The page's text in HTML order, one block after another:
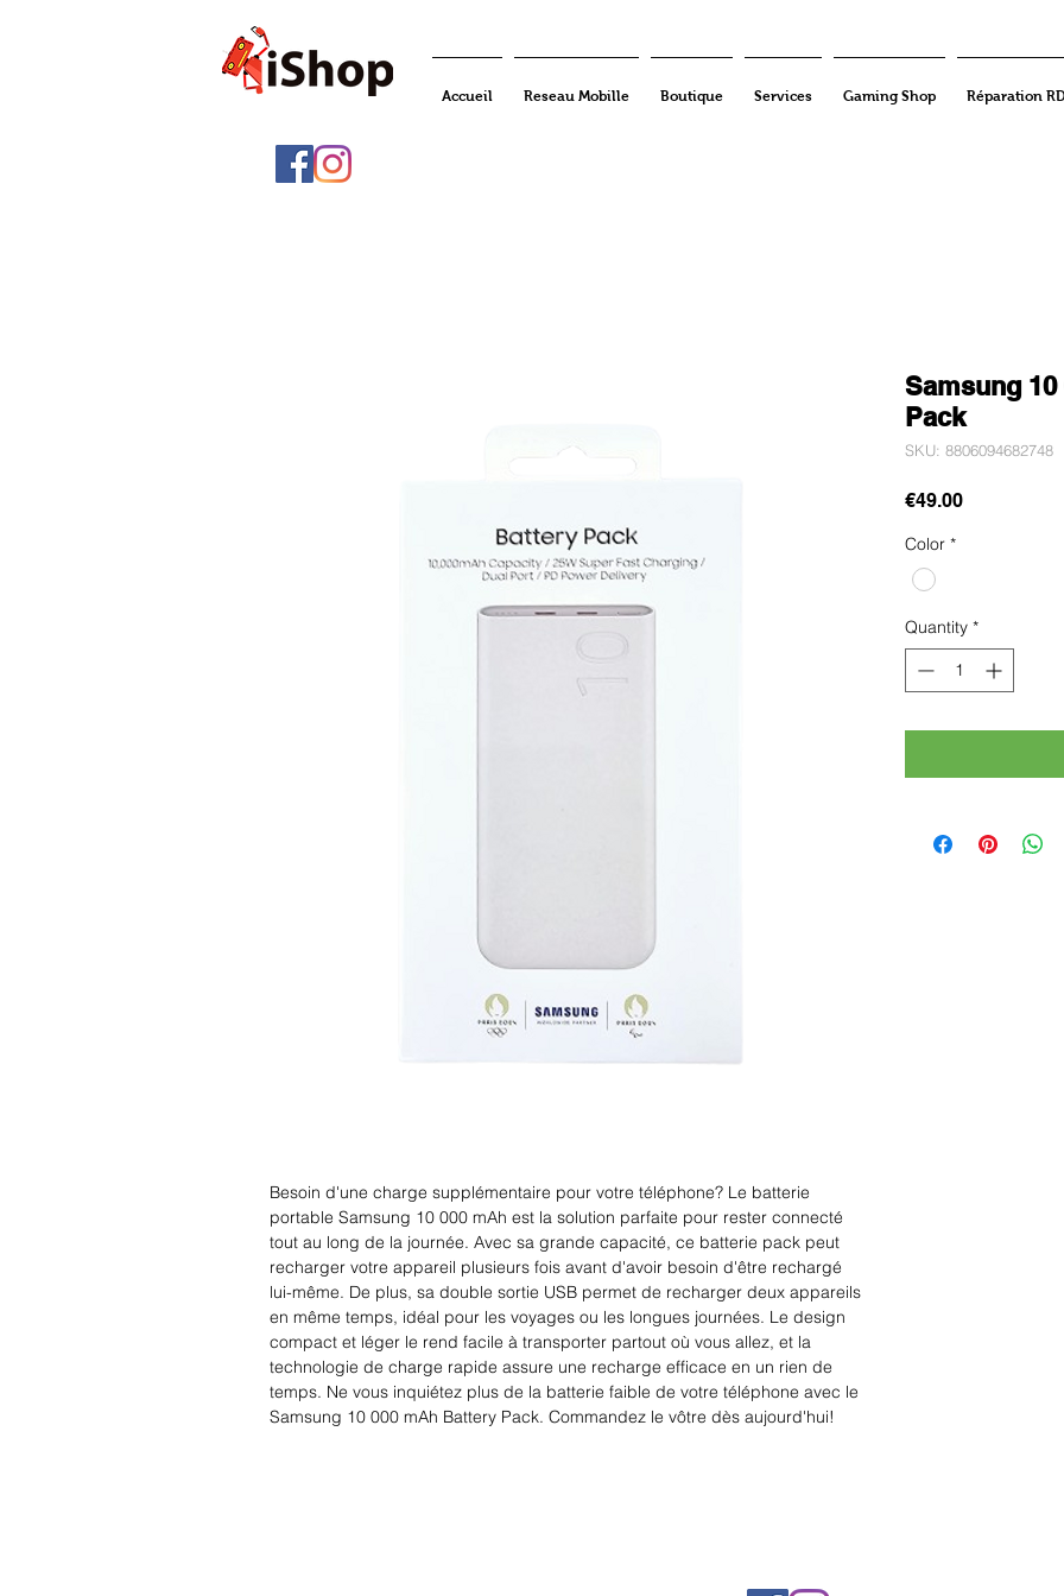
Accueil Reseau Mobille Boutique Services Gaming Shop Réparation
Besoin d'une charge supplémentaire pour votre téléphone? Le batterie
portable Samsung 10 000 mAh est la solution parfaite pour rester connecté
tout au long de la journée. Avec sa grande capacité, ce batterie pack peut
recharger votre appareil plusieurs fois avant d'avoir besoin d'être rechargé
lui-même. De plus, sa double sortie USB permet de recharger deux appareils
en même temps, idéal pour les voyages ou les longues journées. Le design
compact et léger le rend facile à transporter partout où vous allez, et la
technologie de charge rapide assure une recharge efficace en un rien de
temps. Ne vous inquiétez plus de la batterie faible de votre téléphone avec le
Samsung 10 000 mAh Battery Pack. Commandez le vôtre dès aujourd'hui!
Samsung
Pack
SKU: 8806094682748
€49.00Price
Color *
Quantity *